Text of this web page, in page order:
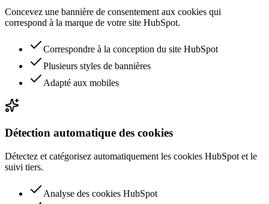
Concevez une bannière de consentement aux cookies qui
correspond à la marque de votre site HubSpot.
Correspondre à la conception du site HubSpot
Plusieurs styles de bannières
Adapté aux mobiles
Détection automatique des cookies
Détectez et catégorisez automatiquement les cookies HubSpot et le
suivi tiers.
Analyse des cookies HubSpot